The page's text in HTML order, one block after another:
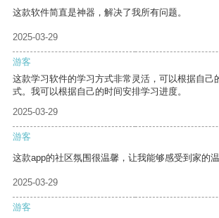
这款软件简直是神器，解决了我所有问题。
2025-03-29
游客
这款学习软件的学习方式非常灵活，可以根据自己
式。我可以根据自己的时间安排学习进度。
2025-03-29
游客
这款app的社区氛围很温馨，让我能够感受到家的温
2025-03-29
游客